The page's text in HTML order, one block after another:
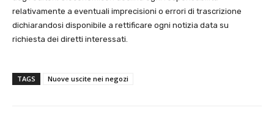
relativamente a eventuali imprecisioni o errori di trascrizione
dichiarandosi disponibile a rettificare ogni notizia data su
richiesta dei diretti interessati.
TAGS Nuove uscite nei negozi